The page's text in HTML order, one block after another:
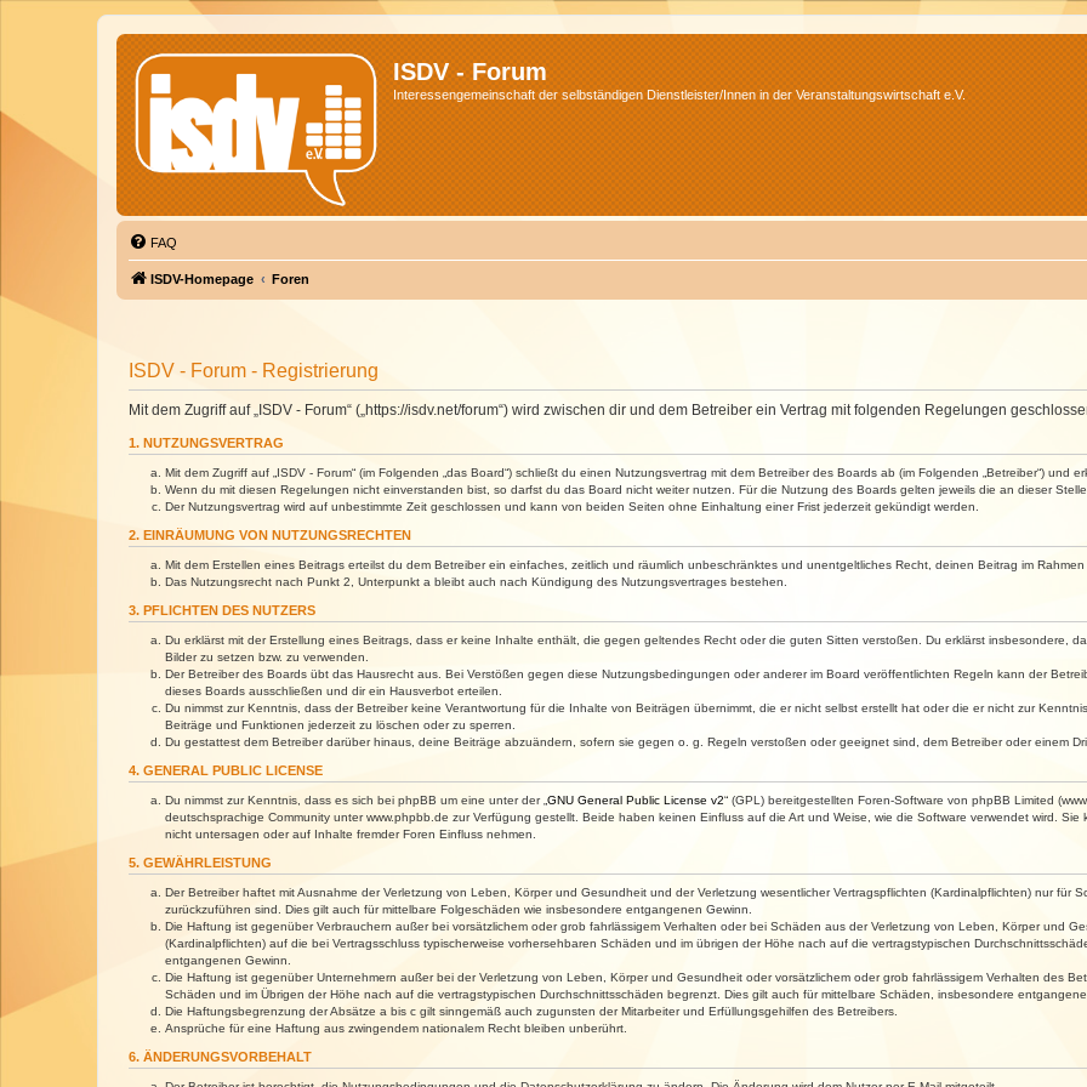
ISDV - Forum
Interessengemeinschaft der selbständigen Dienstleister/Innen in der Veranstaltungswirtschaft e.V.
FAQ
ISDV-Homepage Foren
ISDV - Forum - Registrierung
Mit dem Zugriff auf „ISDV - Forum“ („https://isdv.net/forum“) wird zwischen dir und dem Betreiber ein Vertrag mit folgenden Regelungen
1. NUTZUNGSVERTRAG
Mit dem Zugriff auf „ISDV - Forum“ (im Folgenden „das Board“) schließt du einen Nutzungsvertrag mit dem Betreiber des Boards ab (im Folgenden „Betreiber“)
Wenn du mit diesen Regelungen nicht einverstanden bist, so darfst du das Board nicht weiter nutzen. Für die Nutzung des Boards gelten jeweils die an dieser
Der Nutzungsvertrag wird auf unbestimmte Zeit geschlossen und kann von beiden Seiten ohne Einhaltung einer Frist jederzeit gekündigt werden.
2. EINRÄUMUNG VON NUTZUNGSRECHTEN
Mit dem Erstellen eines Beitrags erteilst du dem Betreiber ein einfaches, zeitlich und räumlich unbeschränktes und unentgeltliches Recht, deinen Beitrag im
Das Nutzungsrecht nach Punkt 2, Unterpunkt a bleibt auch nach Kündigung des Nutzungsvertrages bestehen.
3. PFLICHTEN DES NUTZERS
Du erklärst mit der Erstellung eines Beitrags, dass er keine Inhalte enthält, die gegen geltendes Recht oder die guten Sitten verstoßen. Du erklärst insbesondere,
Bilder zu setzen bzw. zu verwenden.
Der Betreiber des Boards übt das Hausrecht aus. Bei Verstößen gegen diese Nutzungsbedingungen oder anderer im Board veröffentlichten Regeln kann der
dieses Boards ausschließen und dir ein Hausverbot erteilen.
Du nimmst zur Kenntnis, dass der Betreiber keine Verantwortung für die Inhalte von Beiträgen übernimmt, die er nicht selbst erstellt hat oder die er nicht zur
Beiträge und Funktionen jederzeit zu löschen oder zu sperren.
Du gestattest dem Betreiber darüber hinaus, deine Beiträge abzuändern, sofern sie gegen o. g. Regeln verstoßen oder geeignet sind, dem Betreiber oder einem
4. GENERAL PUBLIC LICENSE
Du nimmst zur Kenntnis, dass es sich bei phpBB um eine unter der „ GNU General Public License v2“ (GPL) bereitgestellten Foren-Software von phpBB Limited
deutschsprachige Community unter www.phpbb.de zur Verfügung gestellt. Beide haben keinen Einfluss auf die Art und Weise, wie die Software verwendet wird.
nicht untersagen oder auf Inhalte fremder Foren Einfluss nehmen.
5. GEWÄHRLEISTUNG
Der Betreiber haftet mit Ausnahme der Verletzung von Leben, Körper und Gesundheit und der Verletzung wesentlicher Vertragspflichten (Kardinalpflichten) nur für
zurückzuführen sind. Dies gilt auch für mittelbare Folgeschäden wie insbesondere entgangenen Gewinn.
Die Haftung ist gegenüber Verbrauchern außer bei vorsätzlichem oder grob fahrlässigem Verhalten oder bei Schäden aus der Verletzung von Leben, Körper und
(Kardinalpflichten) auf die bei Vertragsschluss typischerweise vorhersehbaren Schäden und im übrigen der Höhe nach auf die vertragstypischen
entgangenen Gewinn.
Die Haftung ist gegenüber Unternehmern außer bei der Verletzung von Leben, Körper und Gesundheit oder vorsätzlichem oder grob fahrlässigem Verhalten des
Schäden und im Übrigen der Höhe nach auf die vertragstypischen Durchschnittsschäden begrenzt. Dies gilt auch für mittelbare Schäden, insbesondere
Die Haftungsbegrenzung der Absätze a bis c gilt sinngemäß auch zugunsten der Mitarbeiter und Erfüllungsgehilfen des Betreibers.
Ansprüche für eine Haftung aus zwingendem nationalem Recht bleiben unberührt.
6. ÄNDERUNGSVORBEHALT